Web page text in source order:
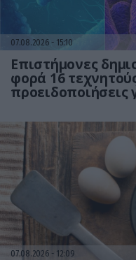
07.08.2026 15:10
Επιστήμονες
φορά 16
προειδοποιήσεις
07.08.2026 12:09